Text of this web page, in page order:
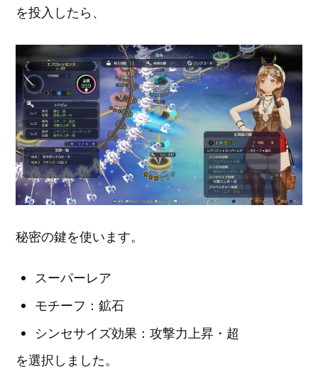
を投入したら、
秘密の鍵を使います。
スーパーレア
モチーフ：鉱石
シンセサイズ効果：攻撃力上昇・超
を選択しました。